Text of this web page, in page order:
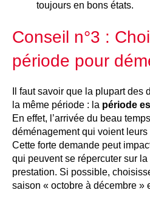
toujours en bons états.
Conseil n°3 :
période pour
Il faut savoir que la plupart des
la même période : la période
En effet, l’arrivée du beau
déménagement qui voient
Cette forte demande peut
qui peuvent se répercuter sur
prestation. Si possible,
saison « octobre à décembre »